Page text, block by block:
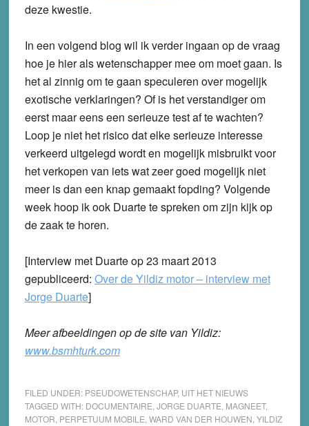
deze kwestie.
In een volgend blog wil ik verder ingaan op de vraag
hoe je hier als wetenschapper mee om moet gaan. Is
het al zinnig om te gaan speculeren over mogelijk
exotische verklaringen? Of is het verstandiger om
eerst maar eens een serieuze test af te wachten?
Loop je niet het risico dat elke serieuze interesse
verkeerd uitgelegd wordt en mogelijk misbruikt voor
het verkopen van iets wat zeer goed mogelijk niet
meer is dan een knap gemaakt fopding? Volgende
week hoop ik ook Duarte te spreken om zijn kijk op
de zaak te horen.
[Interview met Duarte op 23 maart 2013
gepubliceerd: Over de Yildiz motor – interview met
Jorge Duarte]
Meer afbeeldingen op de site van Yildiz:
www.bsmhturk.com
FILED UNDER: PSEUDOWETENSCHAP, UIT HET NIEUWS
TAGGED WITH: DOCUMENTAIRE JORGE DUARTE MAGNEET,
MOTOR PERPETUUM MOBILE WARD VAN DER HOUWEN YILDIZ